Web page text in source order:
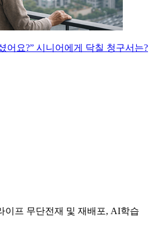
어요?” 시니어에게 닥칠 청구서는?
프 무단전재 및 재배포, AI학습